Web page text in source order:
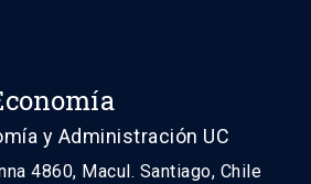
y Administración UC
4860, Macul. Santiago, Chile